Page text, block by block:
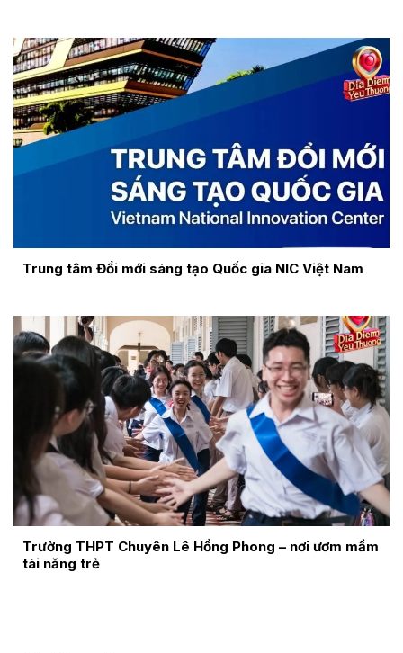
Trung tâm Đổi mới sáng tạo Quốc gia NIC Việt Nam
Trường THPT Chuyên Lê Hồng Phong – nơi ươm mầm
tài năng trẻ